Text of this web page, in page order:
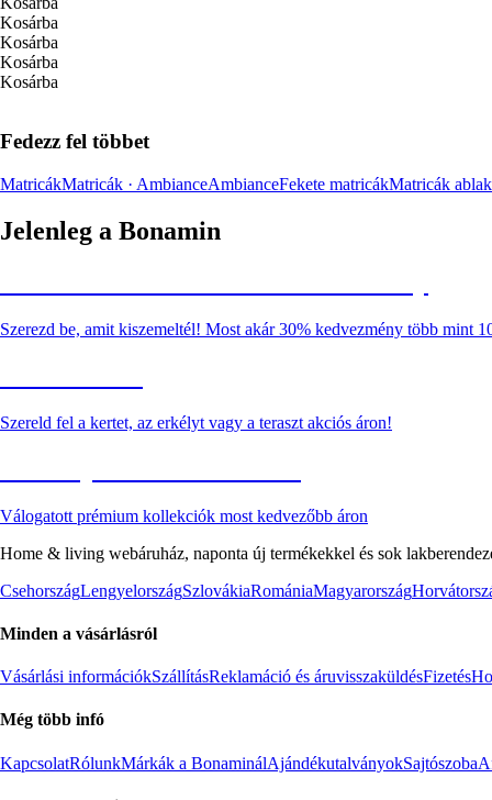
Kosárba
Kosárba
Kosárba
Kosárba
Fedezz fel többet
MatricákMatricák · AmbianceAmbianceFekete matricákMatricák
Jelenleg a Bonamin
Szerezd be, amit kiszemeltél! Most akár 30% kedvezmény több mint
Szereld fel a kertet, az erkélyt vagy a teraszt akciós áron!
Válogatott prémium kollekciók most kedvezőbb áron
Home & living webáruház, naponta új termékekkel és sok
CsehországLengyelországSzlovákiaRomániaMagyarország
Minden a vásárlásról
Vásárlási információkSzállításReklamáció és áruvisszaküldésFizetés
Még több infó
KapcsolatRólunkMárkák a BonaminálAjándékutalványokSajtószoba